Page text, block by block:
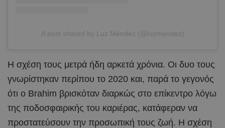
A post shared by Luz Méndez (@luzmendez)
Η σχέση τους μετρά ήδη αρκετά χρόνια. Οι δυο τους
γνωρίστηκαν περίπου το 2020 και, παρά το γεγονός
ότι ο Brahim βρισκόταν διαρκώς στο επίκεντρο λόγω
της ποδοσφαιρικής του καριέρας, κατάφεραν να
προστατεύσουν την προσωπική τους ζωή. Η σχέση